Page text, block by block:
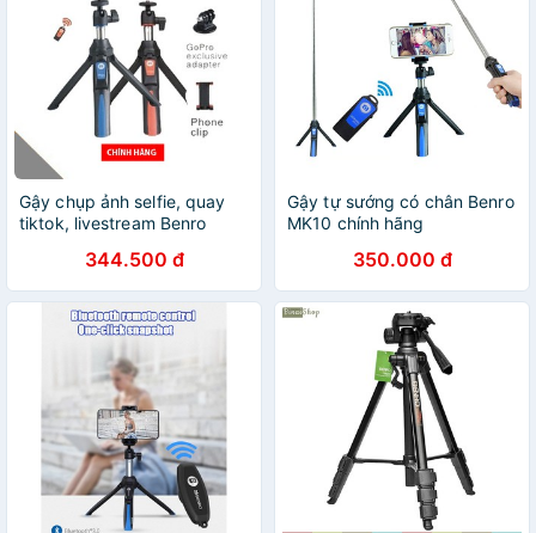
Gậy chụp ảnh selfie, quay
tiktok, livestream Benro
344.500 đ
Gậy tự sướng có chân Benro
MK10 chính hãng
350.000 đ